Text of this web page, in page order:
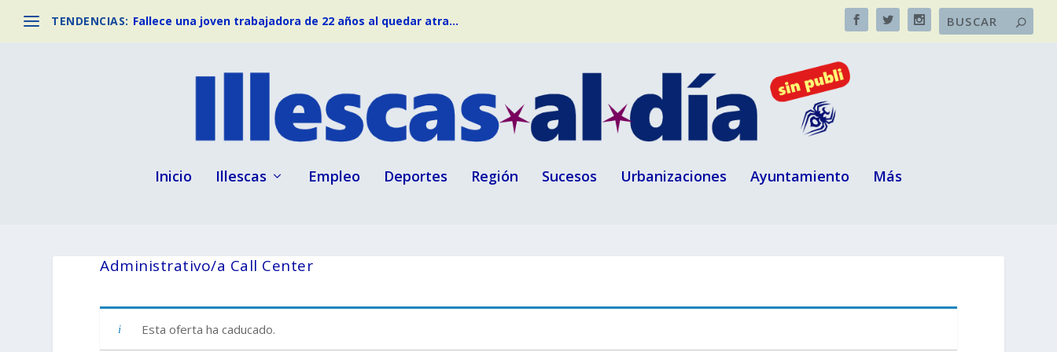
TENDENCIAS: Fallece una joven trabajadora de 22 años al quedar atra...
Inicio Illescas Empleo Deportes Región Sucesos Urbanizaciones Ayuntamiento Más
Administrativo/a Call Center
Esta oferta ha caducado.